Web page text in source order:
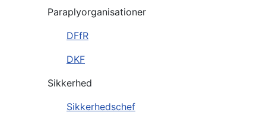
Paraplyorganisationer
DFfR
DKF
Sikkerhed
Sikkerhedschef